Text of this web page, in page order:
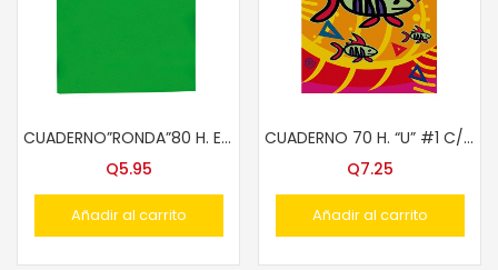
CUADERNO”RONDA”80 H. ENGRAPADO T/CTA. C/L, 8mm, S/L.
Q5.95
Añadir al carrito
CUADERNO 70 H. “U” #1 C/ESPIRAL C/L
Q7.25
Añadir al carrito